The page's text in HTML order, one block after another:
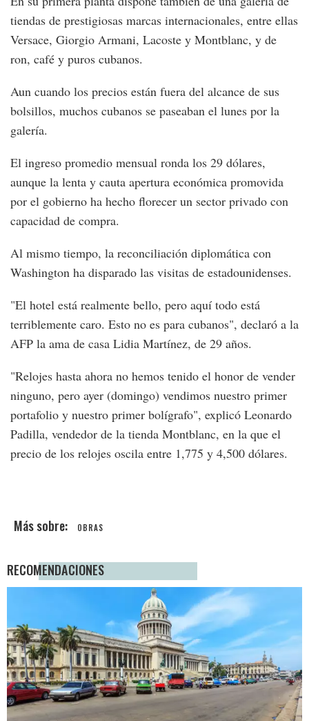
tiendas de prestigiosas marcas internacionales, entre ellas
Versace, Giorgio Armani, Lacoste y Montblanc, y de
ron, café y puros cubanos.
Aun cuando los precios están fuera del alcance de sus
bolsillos, muchos cubanos se paseaban el lunes por la
galería.
El ingreso promedio mensual ronda los 29 dólares,
aunque la lenta y cauta apertura económica promovida
por el gobierno ha hecho florecer un sector privado con
capacidad de compra.
Al mismo tiempo, la reconciliación diplomática con
Washington ha disparado las visitas de estadounidenses.
"El hotel está realmente bello, pero aquí todo está
terriblemente caro. Esto no es para cubanos", declaró a la
AFP la ama de casa Lidia Martínez, de 29 años.
"Relojes hasta ahora no hemos tenido el honor de vender
ninguno, pero ayer (domingo) vendimos nuestro primer
portafolio y nuestro primer bolígrafo", explicó Leonardo
Padilla, vendedor de la tienda Montblanc, en la que el
precio de los relojes oscila entre 1,775 y 4,500 dólares.
OBRAS
RECOMENDACIONES